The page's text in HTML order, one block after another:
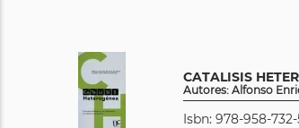
CATALISIS
Autores: Alfonso
Isbn: 978-958-